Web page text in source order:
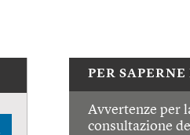
PER SAPERNE
Avvertenze per
consultazione